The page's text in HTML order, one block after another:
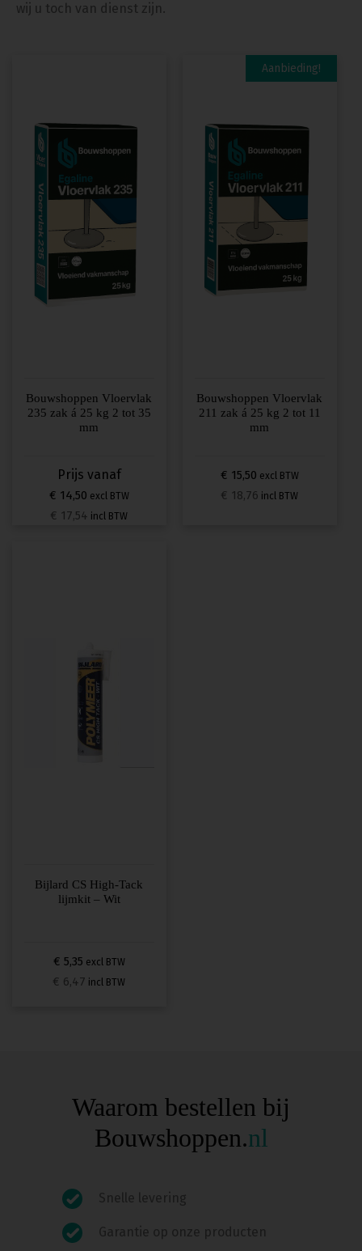
wij u toch van dienst zijn.
meerdere
variaties.
Deze
optie
kan
gekozen
worden
op
de
productpagina
Bouwshoppen Vloervlak
235 zak á 25 kg 2 tot 35
mm
€ 14,50 excl BTW
€ 17,54 incl BTW
Aanbieding!
Bouwshoppen Vloervlak
211 zak á 25 kg 2 tot 11
mm
€ 15,50 excl BTW
€ 18,76 incl BTW
Bijlard CS High-Tack
lijmkit – Wit
€ 5,35 excl BTW
€ 6,47 incl BTW
Waarom bestellen bij
Bouwshoppen.nl
Snelle levering
Garantie op onze producten